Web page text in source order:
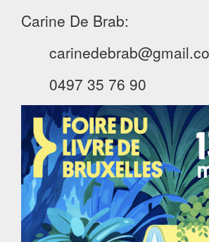
Carine De Brab:
0497 35 76 90